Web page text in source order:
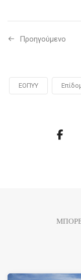
Προηγούμενo
ΕΟΠΥΥ